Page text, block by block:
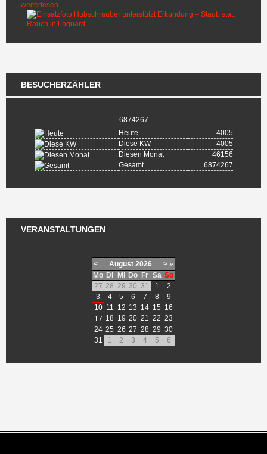
weiterlesen
BESUCHERZÄHLER
6874267
Heute
4005
Diese KW
4005
Diesen Monat
46156
Gesamt
6874267
VERANSTALTUNGEN
< August 2026 > »
Mo Di Mi Do Fr Sa So
27 28 29 30 31 1
2
3
4 5 6 7 8
9
10 11 12 13 14 15 16
17 18 19 20 21 22 23
24 25 26 27 28 29 30
31
1 2 3 4 5 6